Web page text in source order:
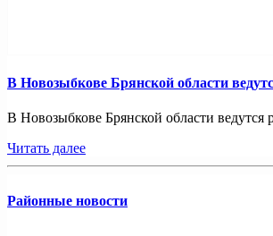
В Новозыбкове Брянской области
В Новозыбкове Брянской области
Читать далее
Районные новости